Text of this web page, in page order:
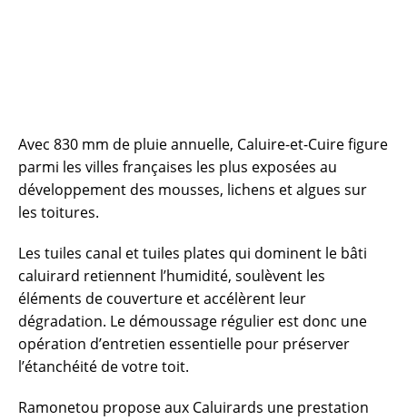
Avec 830 mm de pluie annuelle, Caluire-et-Cuire figure
parmi les villes françaises les plus exposées au
développement des mousses, lichens et algues sur
les toitures.
Les tuiles canal et tuiles plates qui dominent le bâti
caluirard retiennent l’humidité, soulèvent les
éléments de couverture et accélèrent leur
dégradation. Le démoussage régulier est donc une
opération d’entretien essentielle pour préserver
l’étanchéité de votre toit.
Ramonetou propose aux Caluirards une prestation